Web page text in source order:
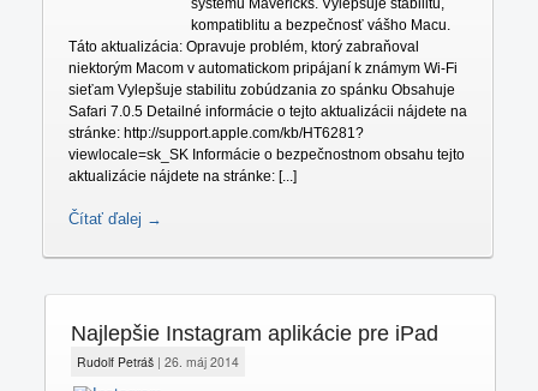
kompatiblitu a bezpečnosť vášho Macu.
Táto aktualizácia: Opravuje problém, ktorý zabraňoval
niektorým Macom v automatickom pripájaní k známym Wi-Fi
sieťam Vylepšuje stabilitu zobúdzania zo spánku Obsahuje
Safari 7.0.5 Detailné informácie o tejto aktualizácii nájdete na
stránke: http://support.apple.com/kb/HT6281?
viewlocale=sk_SK Informácie o bezpečnostnom obsahu tejto
aktualizácie nájdete na stránke: [...]
Čítať ďalej →
Najlepšie Instagram aplikácie pre iPad
Rudolf Petráš| 26. máj 2014